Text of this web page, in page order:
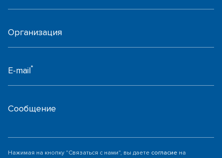
Организация
E-mail*
Сообщение
Нажимая на кнопку "Связаться с нами", вы даете согласие на